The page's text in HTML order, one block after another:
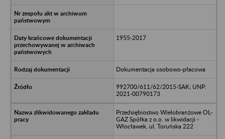
1955-2017
Dokumentacja osobowo-płacowa
992700/611/62/2015-SAK; UNP:
2021-00790173
Przedsiębiostwo Wielobranżowe OL-
GAZ Spółka z o.o. w likwidacji -
Włocławek, ul. Toruńska 222